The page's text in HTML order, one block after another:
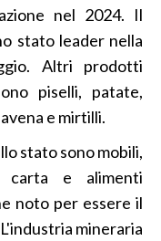
nel 2024. Il
stato leader nella
Altri prodotti
piselli, patate,
e mirtilli.
stato sono mobili,
carta e alimenti
noto per essere il
mineraria